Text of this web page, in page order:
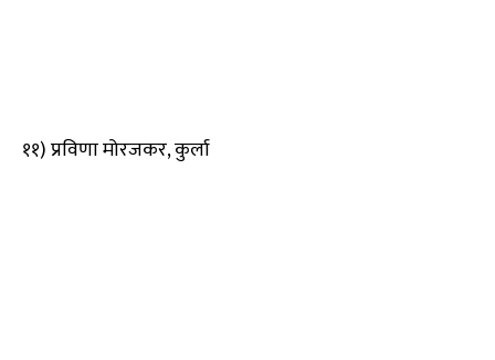
११) प्रविणा मोरजकर, कुर्ला